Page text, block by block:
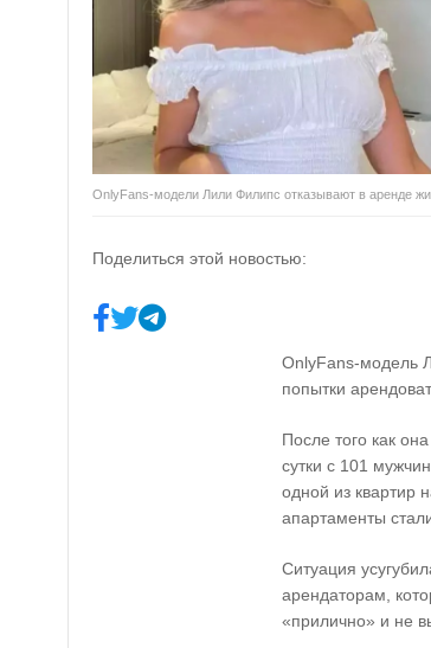
OnlyFans-модели Лили Филипс отказывают в аренде
Поделиться этой новостью:
OnlyFans-модель
попытки
После того как
сутки с 101
одной из квартир
апартаменты
Ситуация
арендаторам,
«прилично» и не